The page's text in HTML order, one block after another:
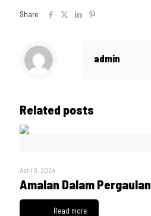
Share
admin
Related posts
April 8, 2024
Amalan Dalam Pergaulan
Read more